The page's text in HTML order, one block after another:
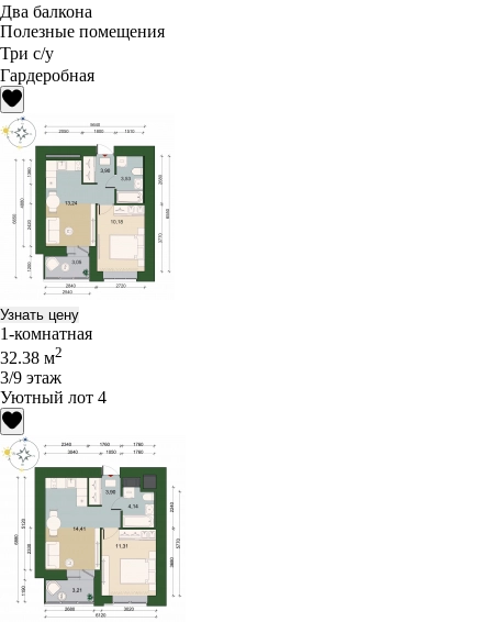
Два балкона
Полезные помещения
Три с/у
Гардеробная
Узнать цену
1-комнатная
32.38 м2
3/9 этаж
Уютный лот 4